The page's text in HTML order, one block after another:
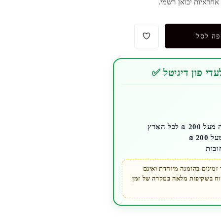
יבואן רשמי.
לסל
פון דיגיטל ✅
הארץ
בהזמנה מיוחדת ואינם
בשקיפות מלאה במקרה של זמן